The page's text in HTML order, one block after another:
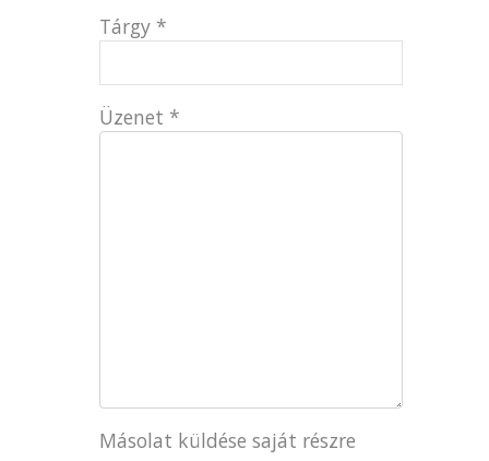
Tárgy *
Üzenet *
Másolat küldése saját részre